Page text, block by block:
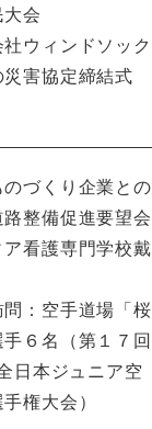
大会
ウィンドソック
災害協定締結式
のづくり企業との
路整備促進要望会
ア看護専門学校戴
問：空手道場「桜
６名（第１７回
日本ジュニア空
権大会）